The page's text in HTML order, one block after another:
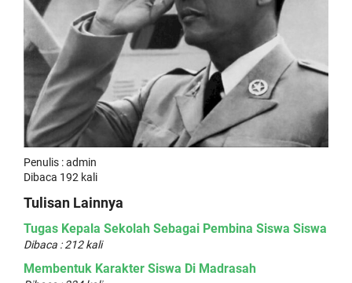
Penulis : admin
Dibaca 192 kali
Tulisan Lainnya
Tugas Kepala Sekolah Sebagai Pembina Siswa Siswa
Dibaca : 212 kali
Membentuk Karakter Siswa Di Madrasah